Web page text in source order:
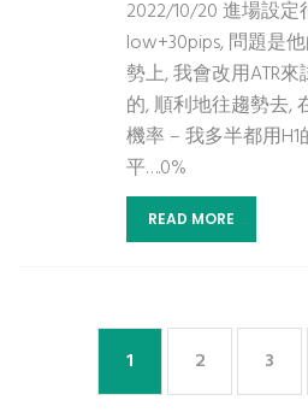
2022/10/20 進場設
low+30pips, 問題是
勢上, 我會改用ATR
的, 順利地往趨勢去,
機率 – 我多半都用
平….0%
READ MORE
1 2 3